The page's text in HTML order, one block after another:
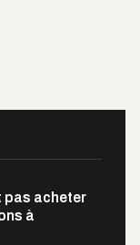
pas acheter
à